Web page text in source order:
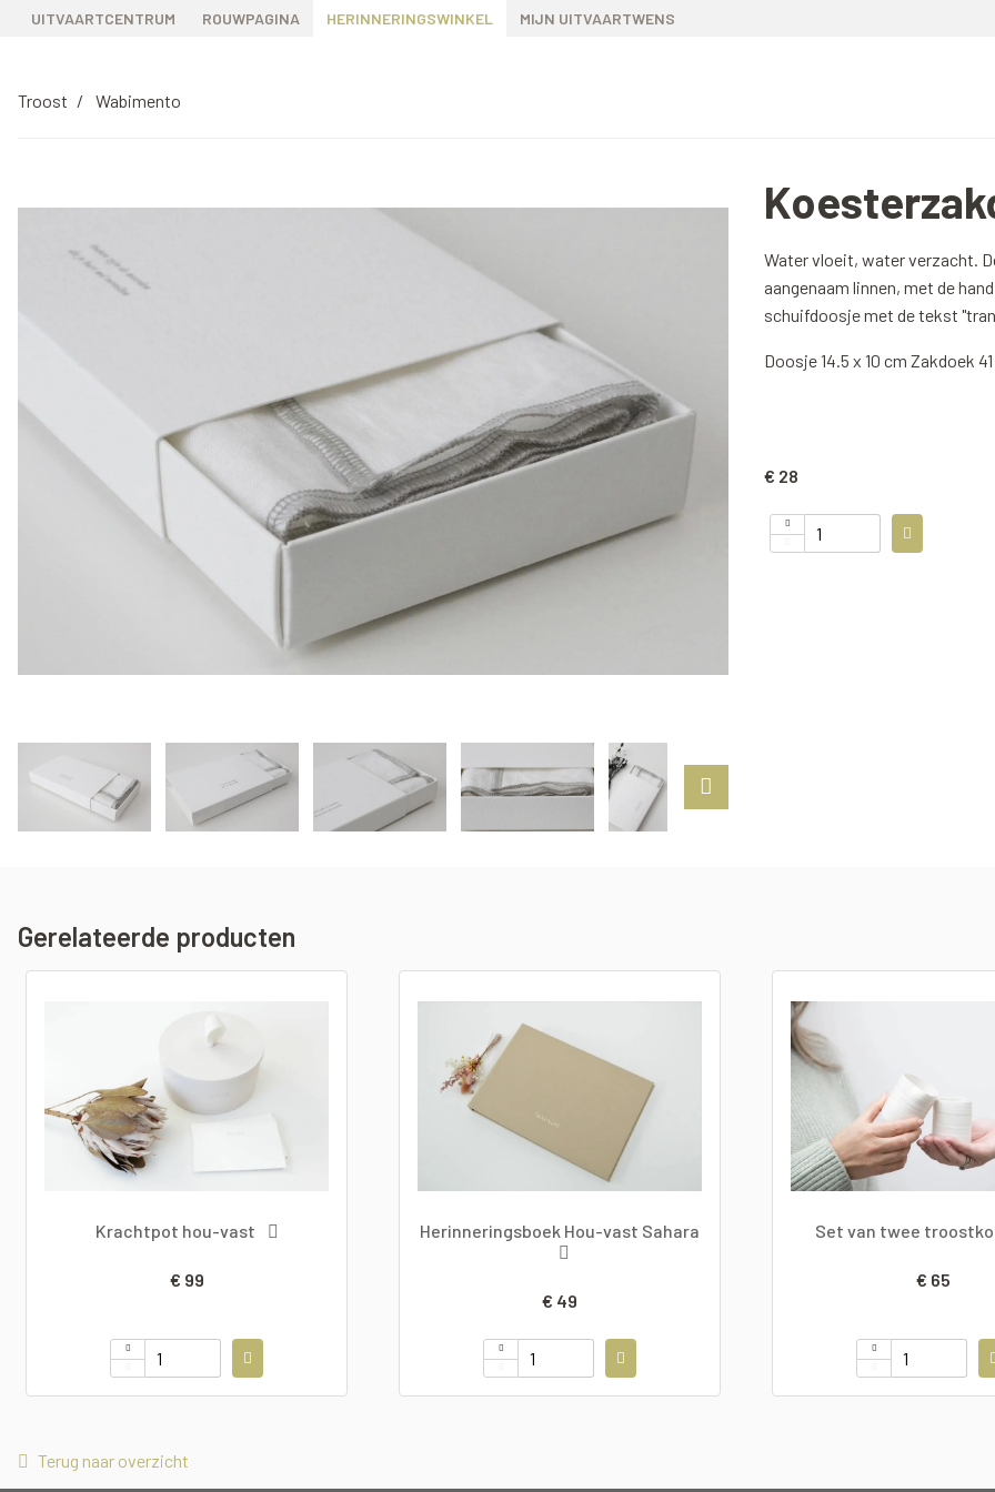
UITVAARTCENTRUM ROUWPAGINA HERINNERINGSWINKEL MIJN UITVAARTWENS
Troost Wabimento
Water vloeit, water verzacht.
aangenaam linnen, met de
schuifdoosje met de tekst
Doosje 14.5 x 10 cm Zakdoek
€ 28
Gerelateerde producten
Krachtpot hou-vast
€ 99
Herinneringsboek Hou-vast Sahara
€ 49
Set van twee
€ 65
Terug naar overzicht